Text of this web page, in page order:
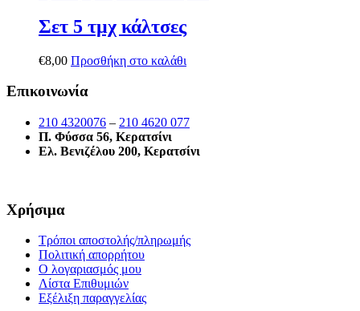
Σετ 5 τμχ κάλτσες
€8,00 Προσθήκη στο καλάθι
Επικοινωνία
210 4320076 – 210 4620 077
Π. Φύσσα 56, Κερατσίνι
Ελ. Βενιζέλου 200, Κερατσίνι
Χρήσιμα
Τρόποι αποστολής/πληρωμής
Πολιτική απορρήτου
Ο λογαριασμός μου
Λίστα Επιθυμιών
Εξέλιξη παραγγελίας